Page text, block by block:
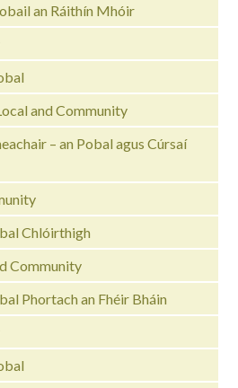
an Ráithín Mhóir
and Community
– an Pobal agus Cúrsaí
Chlóirthigh
Community
Phortach an Fhéir Bháin